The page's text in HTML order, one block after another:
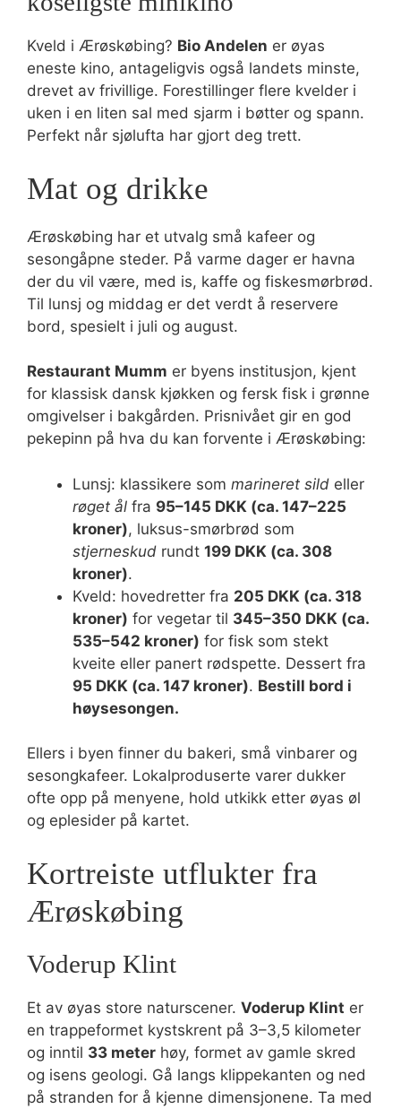
Kveld i Ærøskøbing? Bio Andelen er øyas
eneste kino, antageligvis også landets minste,
drevet av frivillige. Forestillinger flere kvelder i
uken i en liten sal med sjarm i bøtter og spann.
Perfekt når sjølufta har gjort deg trett.
Mat og drikke
Ærøskøbing har et utvalg små kafeer og
sesongåpne steder. På varme dager er havna
der du vil være, med is, kaffe og fiskesmørbrød.
Til lunsj og middag er det verdt å reservere
bord, spesielt i juli og august.
Restaurant Mumm er byens institusjon, kjent
for klassisk dansk kjøkken og fersk fisk i grønne
omgivelser i bakgården. Prisnivået gir en god
pekepinn på hva du kan forvente i Ærøskøbing:
Lunsj: klassikere som marineret sild eller
røget ål fra 95–145 DKK (ca. 147–225
kroner), luksus-smørbrød som
stjerneskud rundt 199 DKK (ca. 308
kroner).
Kveld: hovedretter fra 205 DKK (ca. 318
kroner) for vegetar til 345–350 DKK (ca.
535–542 kroner) for fisk som stekt
kveite eller panert rødspette. Dessert fra
95 DKK (ca. 147 kroner). Bestill bord i
høysesongen.
Ellers i byen finner du bakeri, små vinbarer og
sesongkafeer. Lokalproduserte varer dukker
ofte opp på menyene, hold utkikk etter øyas øl
og eplesider på kartet.
Kortreiste utflukter fra
Ærøskøbing
Voderup Klint
Et av øyas store naturscener. Voderup Klint er
en trappeformet kystskrent på 3–3,5 kilometer
og inntil 33 meter høy, formet av gamle skred
og isens geologi. Gå langs klippekanten og ned
på stranden for å kjenne dimensjonene. Ta med